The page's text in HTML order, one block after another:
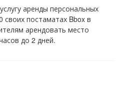
аренды персональных
своих постаматах Bbox в
арендовать место
до 2 дней.